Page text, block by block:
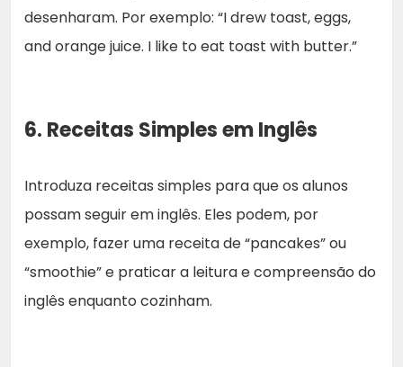
desenharam. Por exemplo: “I drew toast, eggs,
and orange juice. I like to eat toast with butter.”
6. Receitas Simples em Inglês
Introduza receitas simples para que os alunos
possam seguir em inglês. Eles podem, por
exemplo, fazer uma receita de “pancakes” ou
“smoothie” e praticar a leitura e compreensão do
inglês enquanto cozinham.